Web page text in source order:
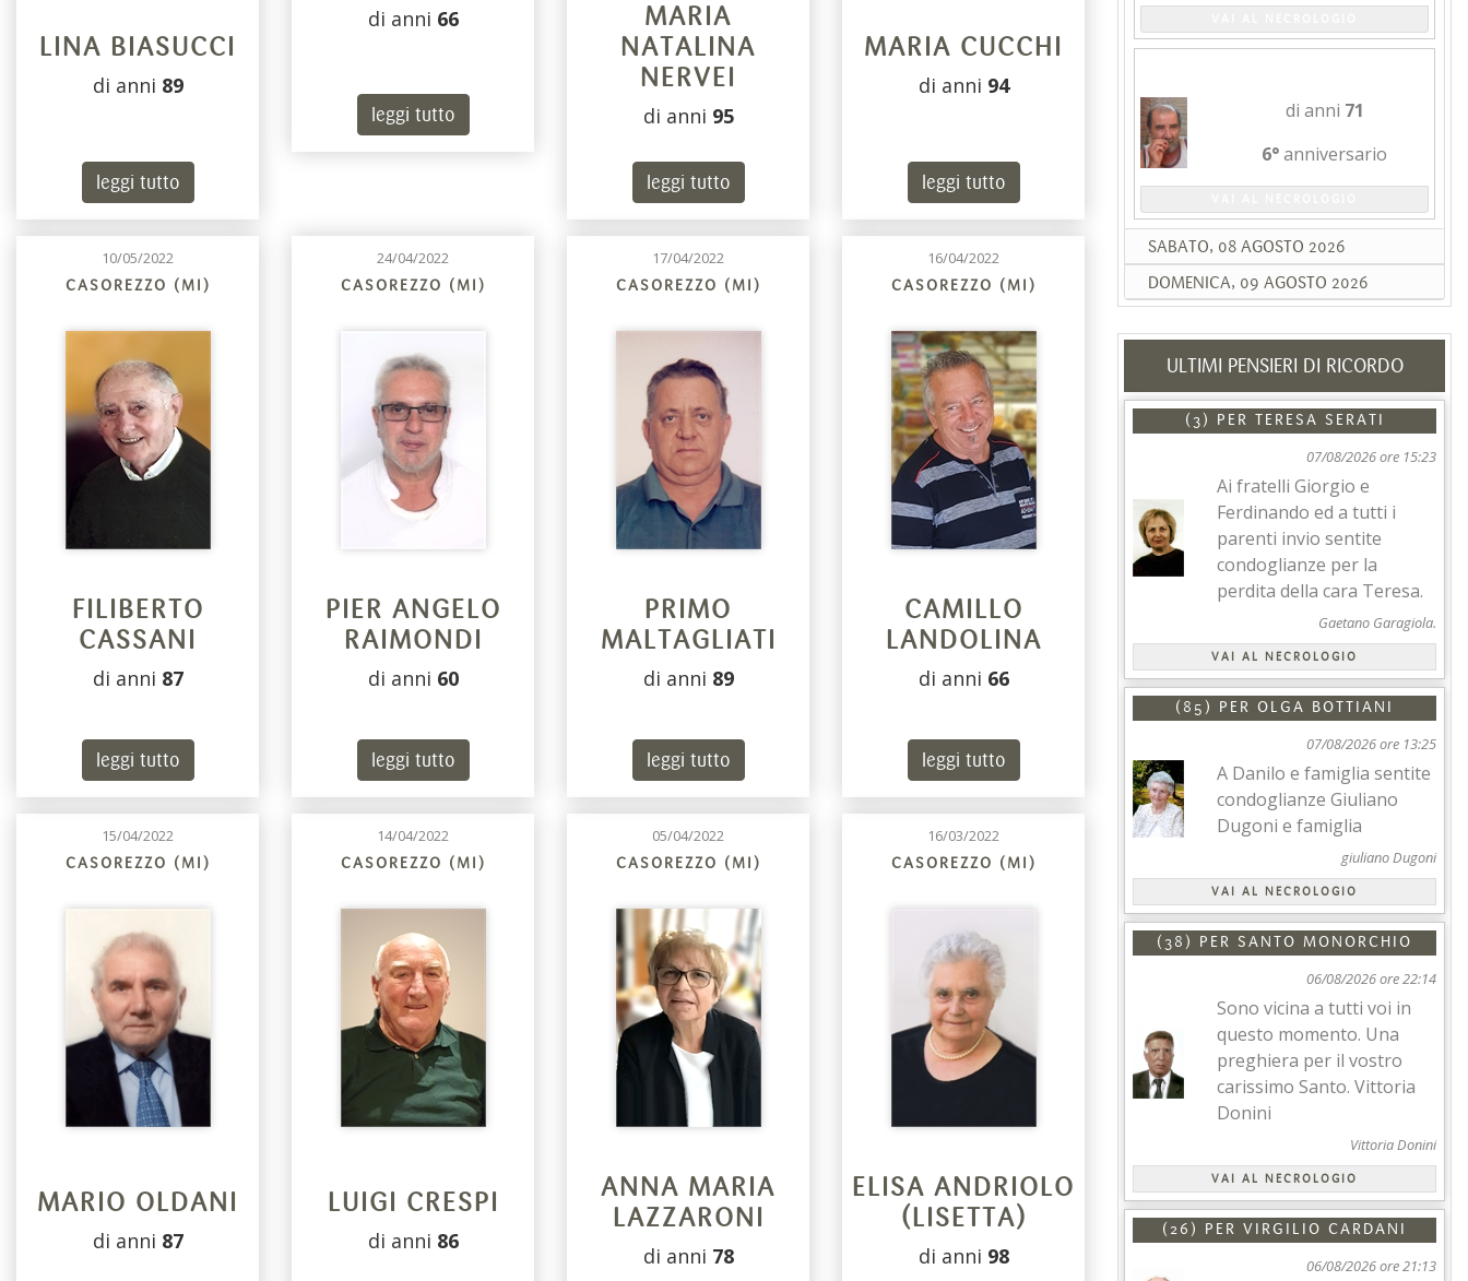
LINA BIASUCCI
di anni 89
leggi tutto
di anni 66
leggi tutto
MARIA
NATALINA
NERVEI
di anni 95
leggi tutto
MARIA CUCCHI
di anni 94
leggi tutto
10/05/2022
CASOREZZO (MI)
FILIBERTO
CASSANI
di anni 87
leggi tutto
24/04/2022
CASOREZZO (MI)
PIER ANGELO
RAIMONDI
di anni 60
leggi tutto
17/04/2022
CASOREZZO (MI)
PRIMO
MALTAGLIATI
di anni 89
leggi tutto
16/04/2022
CASOREZZO (MI)
CAMILLO
LANDOLINA
di anni 66
leggi tutto
15/04/2022
CASOREZZO (MI)
MARIO OLDANI
di anni 87
14/04/2022
CASOREZZO (MI)
LUIGI CRESPI
di anni 86
05/04/2022
CASOREZZO (MI)
ANNA MARIA
LAZZARONI
di anni 78
16/03/2022
CASOREZZO (MI)
ELISA ANDRIOLO
(LISETTA)
di anni 98
di anni 71
6°anniversario
SABATO, 08 AGOSTO 2026
DOMENICA, 09 AGOSTO 2026
ULTIMI PENSIERI DI RICORDO
(3) PER TERESA SERATI
07/08/2026 ore 15:23
Ai fratelli Giorgio e
Ferdinando ed a tutti i
parenti invio sentite
condoglianze per la
perdita della cara Teresa.
Gaetano Garagiola.
VAI AL NECROLOGIO
(85) PER OLGA BOTTIANI
07/08/2026 ore 13:25
A Danilo e famiglia sentite
condoglianze Giuliano
Dugoni e famiglia
giuliano Dugoni
VAI AL NECROLOGIO
(38) PER SANTO MONORCHIO
06/08/2026 ore 22:14
Sono vicina a tutti voi in
questo momento. Una
preghiera per il vostro
carissimo Santo. Vittoria
Donini
Vittoria Donini
VAI AL NECROLOGIO
(26) PER VIRGILIO CARDANI
06/08/2026 ore 21:13